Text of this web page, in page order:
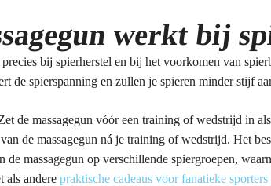
werkt bij
bij spierherstel en bij het voorkomen van
de spierspanning en zullen je spieren minder stijf
de massagegun vóór een training of wedstrijd in
de massagegun ná je training of wedstrijd. Het
de massagegun op verschillende spiergroepen,
als andere praktische cadeaus voor fanatieke sporters